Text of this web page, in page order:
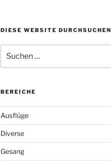
DIESE WEBSITE DURCHSUCHEN
nach:
BEREICHE
Ausflüge
Diverse
Gesang